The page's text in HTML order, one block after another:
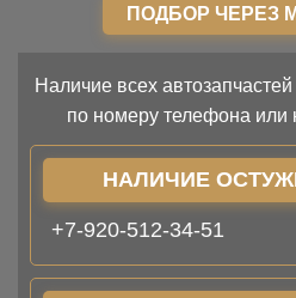
ПОДБОР ЧЕРЕЗ
Наличие всех
по номеру телефона
НАЛИЧИЕ
+7-920-512-34-51